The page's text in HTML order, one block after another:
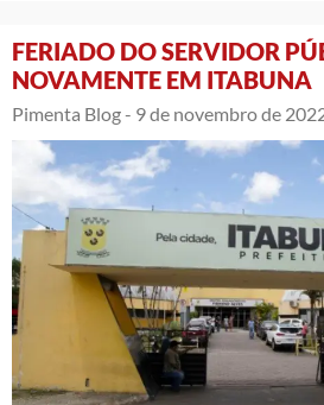
FERIADO DO SERVIDOR
NOVAMENTE EM ITABUNA
Pimenta Blog - 9 de novembro de